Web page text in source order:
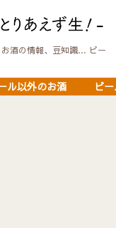
酒の情報、豆知識… ビー
ル以外のお酒 ビ